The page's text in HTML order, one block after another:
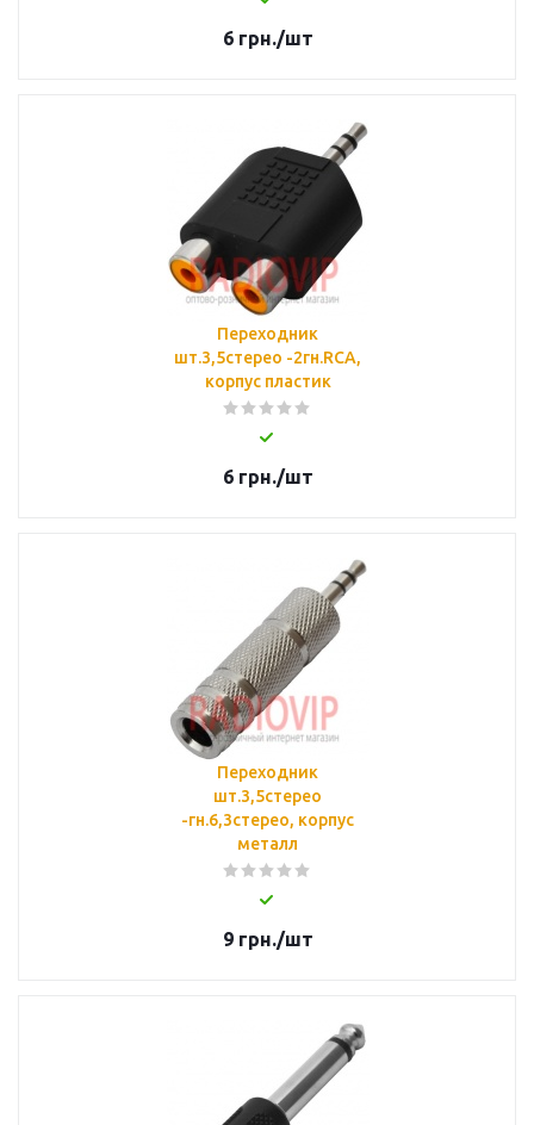
6грн./шт
Переходник
шт.3,5стерео -2гн.RCA,
корпус пластик
6грн./шт
Переходник
шт.3,5стерео
-гн.6,3стерео, корпус
металл
9грн./шт